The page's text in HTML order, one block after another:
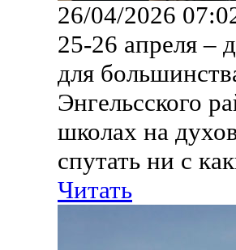
26/04/2026
25-26 апреля –
для
Энгельсского
школах на
спутать ни с
Читать